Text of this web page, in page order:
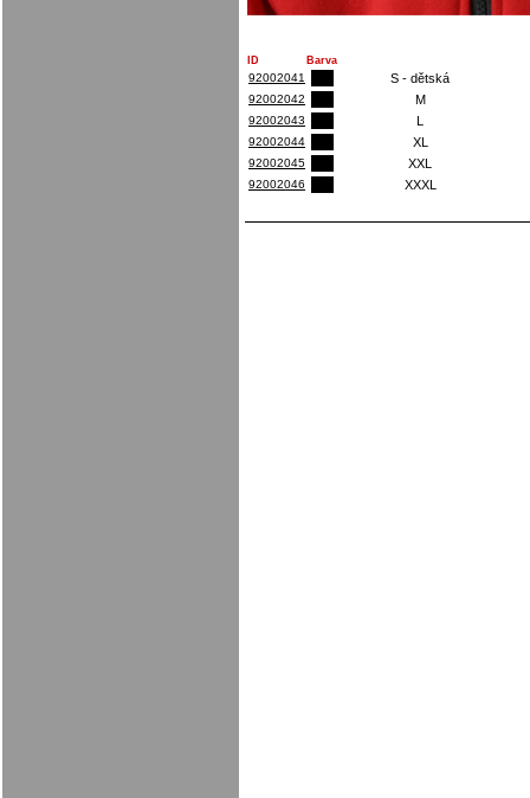
ID Barva
92002041 S - dětská
92002042 M
92002043 L
92002044 XL
92002045 XXL
92002046 XXXL